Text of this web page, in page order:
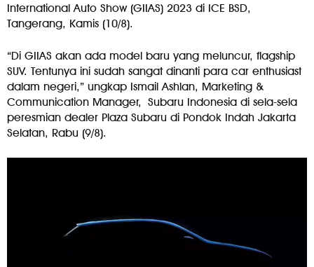
International Auto Show (GIIAS) 2023 di ICE BSD,
Tangerang, Kamis (10/8).
“Di GIIAS akan ada model baru yang meluncur, flagship
SUV. Tentunya ini sudah sangat dinanti para car enthusiast
dalam negeri,” ungkap Ismail Ashlan, Marketing &
Communication Manager, Subaru Indonesia di sela-sela
peresmian dealer Plaza Subaru di Pondok Indah Jakarta
Selatan, Rabu (9/8).